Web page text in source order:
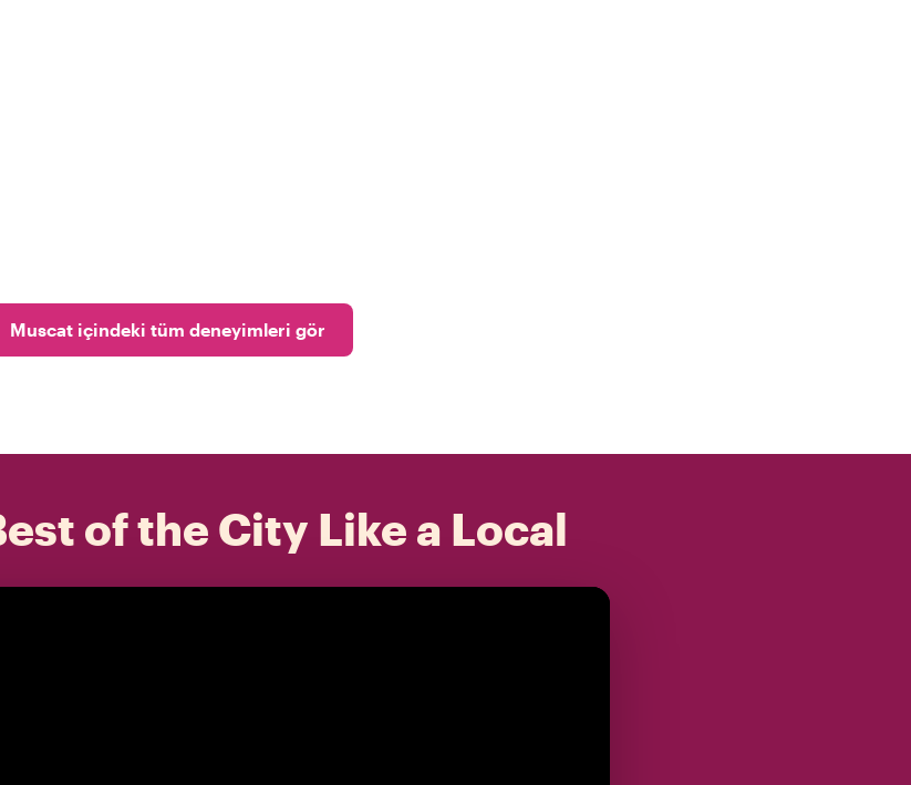
Muscat içindeki tüm deneyimleri gör
of the City Like a Local